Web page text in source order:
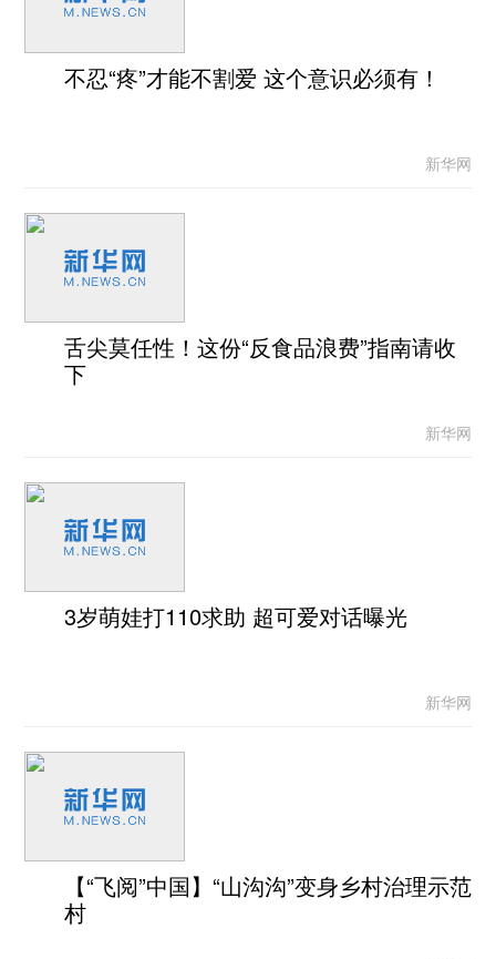
不忍“疼”才能不割爱 这个意识必须有！
新华网
舌尖莫任性！这份“反食品浪费”指南请收
下
新华网
3岁萌娃打110求助 超可爱对话曝光
新华网
【“飞阅”中国】“山沟沟”变身乡村治理示范
村